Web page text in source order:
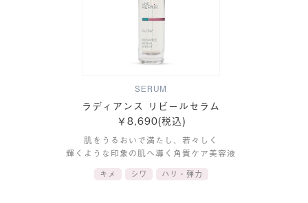
SERUM
ラディアンス リビールセラム
￥8,690(税込)
肌をうるおいで満たし、若々しく
輝くような印象の肌へ導く角質ケア美容液
キメ シワ ハリ・弾力